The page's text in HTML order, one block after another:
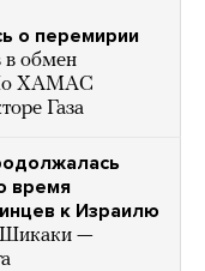
о перемирии
в обмен
Но ХАМАС
Газа
время
к Израилю
Шикаки —